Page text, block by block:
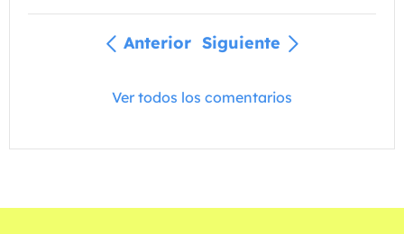
Anterior Siguiente
Ver todos los comentarios